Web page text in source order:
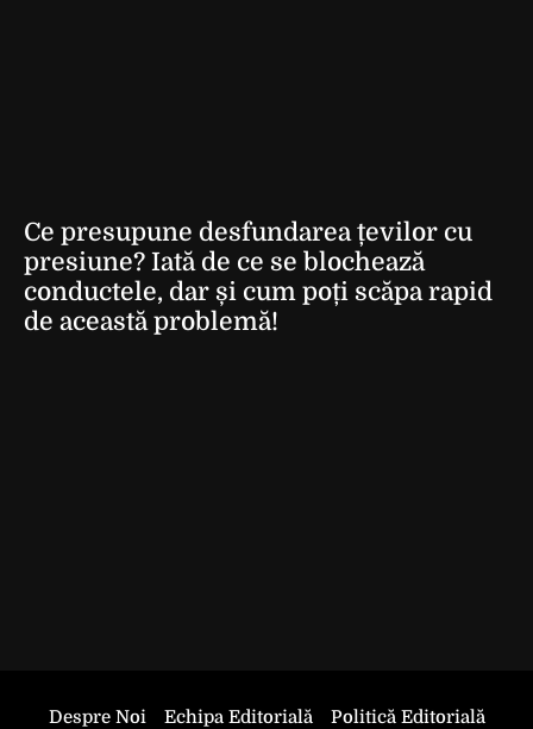
Ce presupune desfundarea țevilor cu
presiune? Iată de ce se blochează
conductele, dar și cum poți scăpa rapid
de această problemă!
Despre Noi Echipa Editorială
Politică Editorială